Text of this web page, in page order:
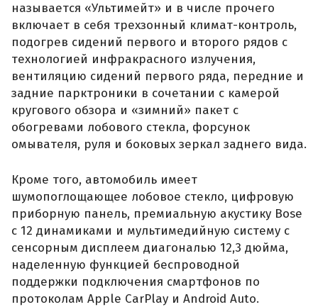
называется «Ультимейт» и в числе прочего
включает в себя трехзонный климат-контроль,
подогрев сидений первого и второго рядов с
технологией инфракрасного излучения,
вентиляцию сидений первого ряда, передние и
задние парктроники в сочетании с камерой
кругового обзора и «зимний» пакет с
обогревами лобового стекла, форсунок
омывателя, руля и боковых зеркал заднего вида.
Кроме того, автомобиль имеет
шумопоглощающее лобовое стекло, цифровую
приборную панель, премиальную акустику Bose
с 12 динамиками и мультимедийную систему с
сенсорным дисплеем диагональю 12,3 дюйма,
наделенную функцией беспроводной
поддержки подключения смартфонов по
протоколам Apple CarPlay и Android Auto.